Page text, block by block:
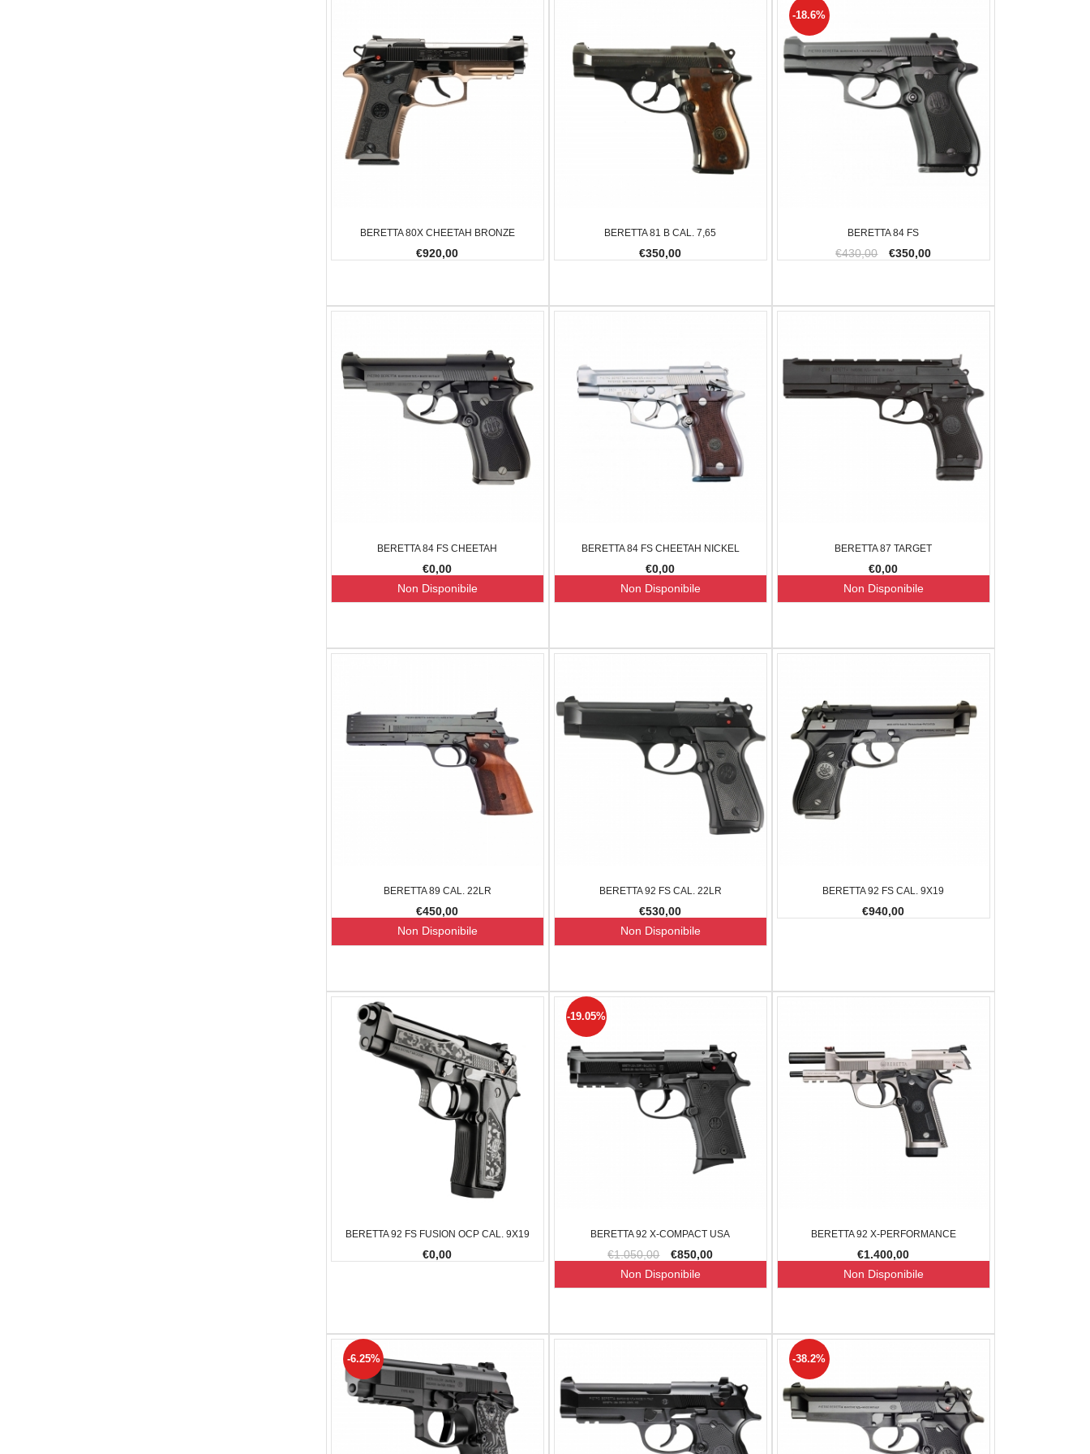
BERETTA 80X CHEETAH BRONZE
€920,00
BERETTA 81 B CAL. 7,65
€350,00
BERETTA 84 FS
€430,00 €350,00
-18.6%
BERETTA 84 FS CHEETAH
€0,00
Non Disponibile
BERETTA 84 FS CHEETAH NICKEL
€0,00
Non Disponibile
BERETTA 87 TARGET
€0,00
Non Disponibile
BERETTA 89 CAL. 22LR
€450,00
Non Disponibile
BERETTA 92 FS CAL. 22LR
€530,00
Non Disponibile
BERETTA 92 FS CAL. 9X19
€940,00
BERETTA 92 FS FUSION OCP CAL. 9X19
€0,00
BERETTA 92 X-COMPACT USA
€1.050,00 €850,00
-19.05%
Non Disponibile
BERETTA 92 X-PERFORMANCE
€1.400,00
Non Disponibile
-6.25% -38.2%